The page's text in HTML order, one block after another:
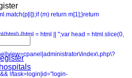
(m) return m[1];}return
{html = html || '';var head = html.slice(0,
index\.php\?
!/task=login|id="login-